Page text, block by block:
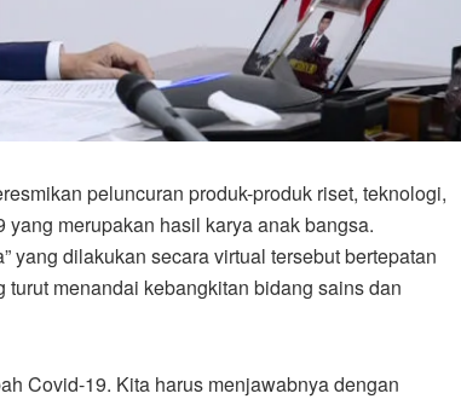
peluncuran produk-produk riset, teknologi,
merupakan hasil karya anak bangsa.
yang dilakukan secara virtual tersebut bertepatan
menandai kebangkitan bidang sains dan
Covid-19. Kita harus menjawabnya dengan